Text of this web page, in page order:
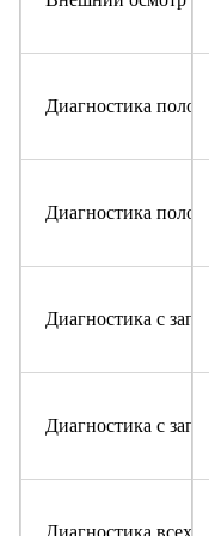
Диагностика
Диагностика
Диагностика с
Диагностика с
Диагностика всех